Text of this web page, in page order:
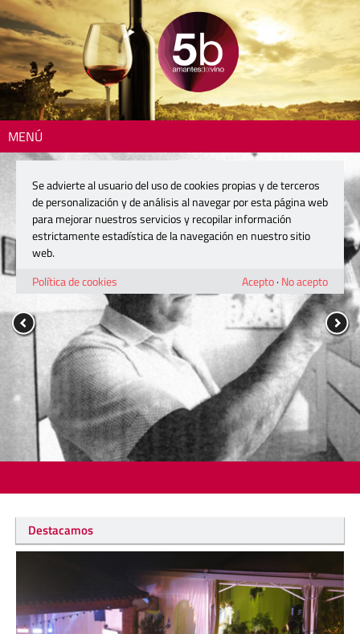
MENÚ
Destacamos
Se advierte al usuario del uso de cookies propias y de terceros
de personalización y de análisis al navegar por esta página web
para mejorar nuestros servicios y recopilar información
estrictamente estadística de la navegación en nuestro sitio
web.
Política de cookies
Acepto· No acepto